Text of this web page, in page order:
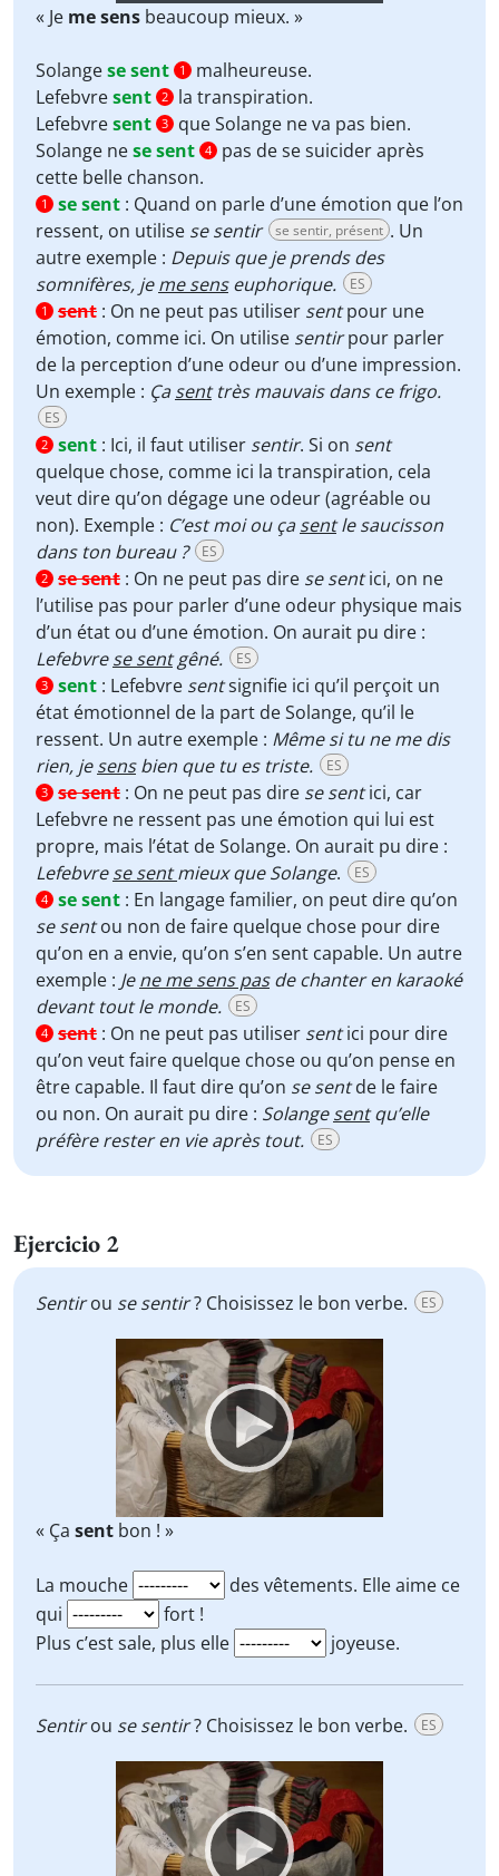
Player
« Je me sens beaucoup mieux. »
Solangese sent 1
malheureuse.
Lefebvresent 2
la transpiration.
Lefebvresent 3
que Solange ne va pas bien.
Solange nese sent 4
pas de se suicider après
cette belle chanson.
1 se sent : Quand on parle d’une émotion que l’on
ressent, on utilise se sentir se sentir, présent . Un
autre exemple : Depuis que je prends des
somnifères, jeme senseuphorique. ES
1 sent : On ne peut pas utiliser sentpour une
émotion, comme ici. On utilise sentirpour parler
de la perception d’une odeur ou d’une impression.
Un exemple : Çasenttrès mauvais dans ce frigo.
ES
2 sent : Ici, il faut utiliser sentir. Si on sent
quelque chose, comme ici la transpiration, cela
veut dire qu’on dégage une odeur (agréable ou
non). Exemple : C’est moi ou çasentle saucisson
dans ton bureau ?
ES
2 se sent : On ne peut pas dire se sentici, on ne
l’utilise pas pour parler d’une odeur physique mais
d’un état ou d’une émotion. On aurait pu dire :
Lefebvrese sentgêné. ES
3 sent : Lefebvre sentsignifie ici qu’il perçoit un
état émotionnel de la part de Solange, qu’il le
ressent. Un autre exemple : Même si tu ne me dis
rien, jesensbien que tu es triste. ES
3 se sent : On ne peut pas dire se sentici, car
Lefebvre ne ressent pas une émotion qui lui est
propre, mais l’état de Solange. On aurait pu dire :
Lefebvrese sentmieux que Solange. ES
4 se sent : En langage familier, on peut dire qu’on
se sentou non de faire quelque chose pour dire
qu’on en a envie, qu’on s’en sent capable. Un autre
exemple : Jene me sens pasde chanter en karaoké
devant tout le monde.
ES
4 sent : On ne peut pas utiliser sentici pour dire
qu’on veut faire quelque chose ou qu’on pense en
être capable. Il faut dire qu’on se sentde le faire
ou non. On aurait pu dire : Solangesentqu’elle
préfère rester en vie après tout.
ES
Ejercicio 2
Sentirou se sentir? Choisissez le bon verbe. ES
Video
Player
« Ça sent bon ! »
La mouche
des vêtements. Elle aime ce
qui
fort !
Plus c’est sale, plus elle
joyeuse.
Sentirou se sentir? Choisissez le bon verbe. ES
Video
Player